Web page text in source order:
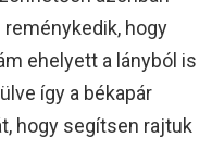
reménykedik, hogy
ehelyett a lányból is
így a békapár
hogy segítsen rajtuk